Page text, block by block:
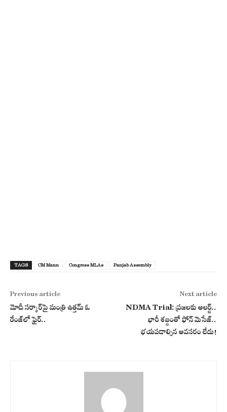
TAGS CM Mann Congress MLAs Panjab Assembly
Previous article
మోదీ సర్కార్‌పై మంత్రి ఉత్తమ్ ఓ
రేంజ్‌లో ఫైర్..
Next article
NDMA Trial: ప్రజలకు అలర్ట్..
భారీ శబ్దంతో ఫోన్‌ మెసేజ్‌..
భయపడాల్సిన అవసరం లేదు!